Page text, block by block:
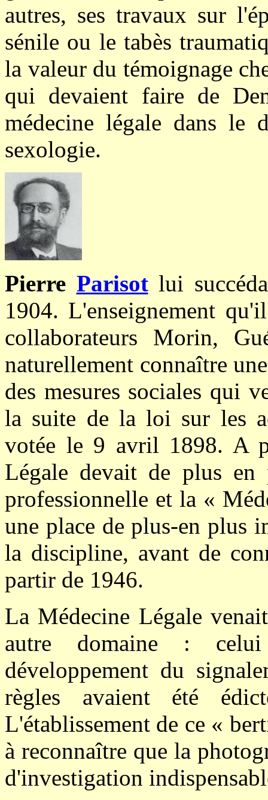
autres, ses travaux sur
sénile ou le tabès
la valeur du témoignage
qui devaient faire de
médecine légale dans le
sexologie.
Pierre Parisot lui
1904. L'enseignement
collaborateurs Morin,
naturellement connaître
des mesures sociales qui
la suite de la loi sur les
votée le 9 avril 1898. A
Légale devait de plus en
professionnelle et la «
une place de plus-en plus
la discipline, avant de
partir de 1946.
La Médecine Légale
autre domaine :
développement du
règles avaient été
L'établissement de ce «
à reconnaître que la
d'investigation